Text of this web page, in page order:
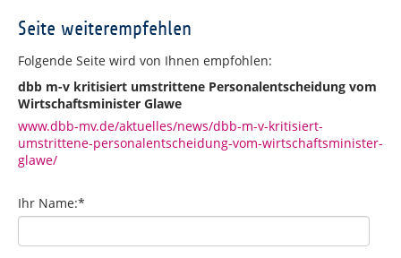
Seite weiterempfehlen
Folgende Seite wird von Ihnen empfohlen:
dbb m-v kritisiert umstrittene Personalentscheidung vom
Wirtschaftsminister Glawe
www.dbb-mv.de/aktuelles/news/dbb-m-v-kritisiert-
umstrittene-personalentscheidung-vom-wirtschaftsminister-
glawe/
Ihr Name:*